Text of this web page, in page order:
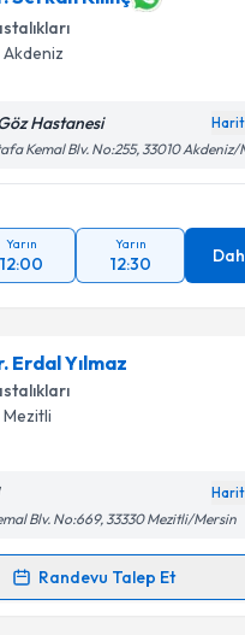
Akdeniz
Hastanesi
Kemal Blv. No:255, 33010 Akdeniz/
Yarın
12:00
Yarın
12:30
Erdal Yılmaz
Mezitli
Blv. No:669, 33330 Mezitli/Mersin
Randevu Talep Et
Talebi